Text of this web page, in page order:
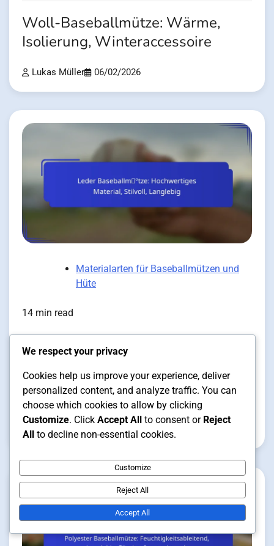
Woll-Baseballmütze: Wärme,
Isolierung, Winteraccessoire
Lukas Müller 06/02/2026
Materialarten für Baseballmützen und
Hüte
14 min read
Leder Baseballmütze:
Hochwertiges Material, Stilvoll,
Langlebig
Lukas Müller 23/01/2026
We respect your privacy
Cookies help us improve your experience, deliver
personalized content, and analyze traffic. You can
choose which cookies to allow by clicking
Customize. Click Accept All to consent or Reject
All to decline non-essential cookies.
Customize
Reject All
Accept All